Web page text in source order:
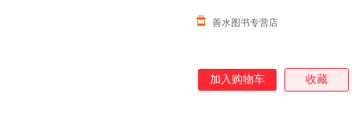
善水图书专营店
加入购物车 收藏